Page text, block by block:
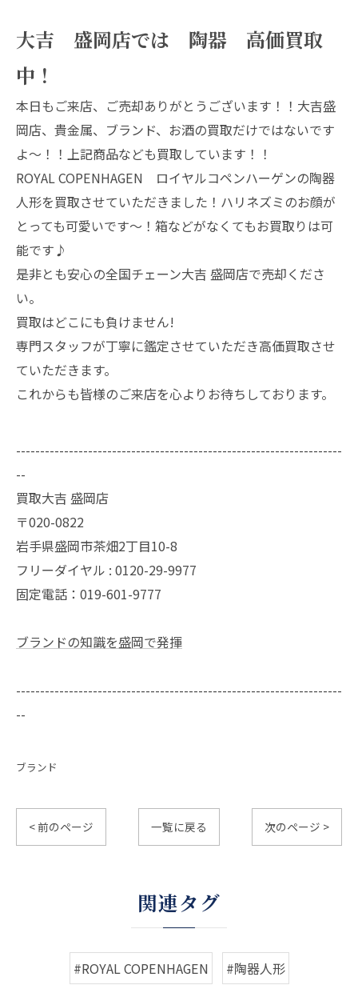
大吉 盛岡店では 陶器 高価買取
中！
本日もご来店、ご売却ありがとうございます！！大吉盛
岡店、貴金属、ブランド、お酒の買取だけではないです
よ～！！上記商品なども買取しています！！
ROYAL COPENHAGEN ロイヤルコペンハーゲンの陶器
人形を買取させていただきました！ハリネズミのお顔が
とっても可愛いです～！箱などがなくてもお買取りは可
能です♪
是非とも安心の全国チェーン大吉 盛岡店で売却くださ
い。
買取はどこにも負けません!
専門スタッフが丁寧に鑑定させていただき高価買取させ
ていただきます。
これからも皆様のご来店を心よりお待ちしております。
--------------------------------------------------------------------
--
買取大吉 盛岡店
〒020-0822
岩手県盛岡市茶畑2丁目10-8
フリーダイヤル : 0120-29-9977
固定電話：019-601-9777
ブランドの知識を盛岡で発揮
--------------------------------------------------------------------
--
ブランド
< 前のページ 一覧に戻る 次のページ >
関連タグ
#ROYAL COPENHAGEN #陶器人形